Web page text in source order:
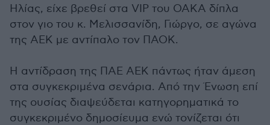
Ηλίας, είχε βρεθεί στα VIP του ΟΑΚΑ δίπλα
στον γιο του κ. Μελισσανίδη, Γιώργο, σε αγώνα
της ΑΕΚ με αντίπαλο τον ΠΑΟΚ.
Η αντίδραση της ΠΑΕ ΑΕΚ πάντως ήταν άμεση
στα συγκεκριμένα σενάρια. Από την Ένωση επί
της ουσίας διαψεύδεται κατηγορηματικά το
συγκεκριμένο δημοσίευμα ενώ τονίζεται ότι